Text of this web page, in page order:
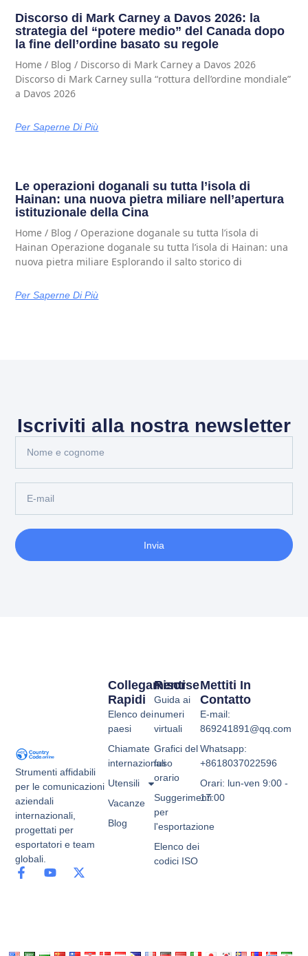
Discorso di Mark Carney a Davos 2026: la
strategia del “potere medio” del Canada dopo
la fine dell’ordine basato su regole
Home / Blog / Discorso di Mark Carney a Davos 2026
Discorso di Mark Carney sulla “rottura dell’ordine mondiale”
a Davos 2026
Per Saperne Di Più
Le operazioni doganali su tutta l’isola di
Hainan: una nuova pietra miliare nell’apertura
istituzionale della Cina
Home / Blog / Operazione doganale su tutta l’isola di
Hainan Operazione doganale su tutta l’isola di Hainan: una
nuova pietra miliare Esplorando il salto storico di
Per Saperne Di Più
Iscriviti alla nostra newsletter
Invia
Strumenti affidabili
per le comunicazioni
aziendali
internazionali,
progettati per
esportatori e team
globali.
Risorse
Guida ai
numeri
virtuali
Grafici del
fuso
orario
Suggerimenti
per
l'esportazione
Elenco dei
codici ISO
Collegamenti
Rapidi
Elenco dei
paesi
Chiamate
internazionali
Utensili
Vacanze
Blog
Mettiti In
Contatto
E-mail:
869241891@qq.com
Whatsapp:
+8618037022596
Orari: lun-ven 9:00 -
17:00